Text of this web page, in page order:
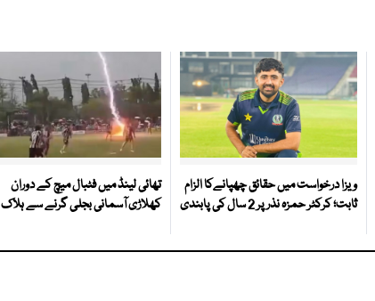
ویزا درخواست میں حقائق چھپانےکا الزام
ثابت؛ کرکٹر حمزہ نذر پر 2 سال کی پابندی
تھائی لینڈ میں فٹبال میچ کے دوران
کھلاڑی آسمانی بجلی گرنے سے ہلاک